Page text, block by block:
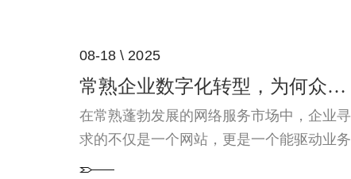
08-18 \ 2025
常熟企业数字化转型，为何众多客户选择兴智科技网络公司？拥有13年设计师经验匠心打造价值网站
在常熟蓬勃发展的网络服务市场中，企业寻
求的不仅是一个网站，更是一个能驱动业务
增长、传递品牌价值的数字化引擎。历经市